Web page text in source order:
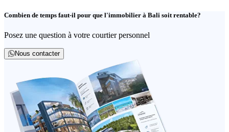
Combien de temps faut-il pour que l'immobilier à Bali soit rentable?
Posez une question à votre courtier personnel
Nous contacter